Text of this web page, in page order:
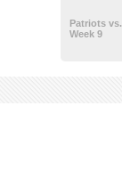
Patriots
Week 9